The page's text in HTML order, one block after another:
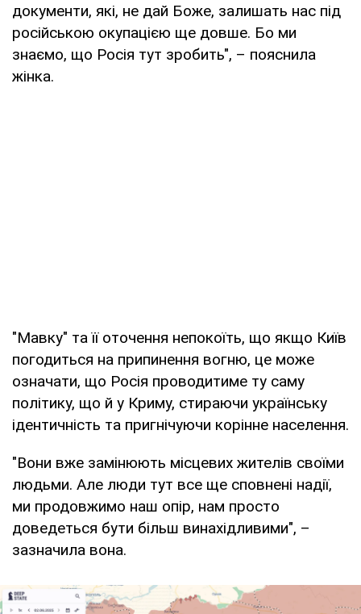
документи, які, не дай Боже, залишать нас під
російською окупацією ще довше. Бо ми
знаємо, що Росія тут зробить", – пояснила
жінка.
"Мавку" та її оточення непокоїть, що якщо Київ
погодиться на припинення вогню, це може
означати, що Росія проводитиме ту саму
політику, що й у Криму, стираючи українську
ідентичність та пригнічуючи корінне населення.
"Вони вже замінюють місцевих жителів своїми
людьми. Але люди тут все ще сповнені надії,
ми продовжимо наш опір, нам просто
доведеться бути більш винахідливими", –
зазначила вона.